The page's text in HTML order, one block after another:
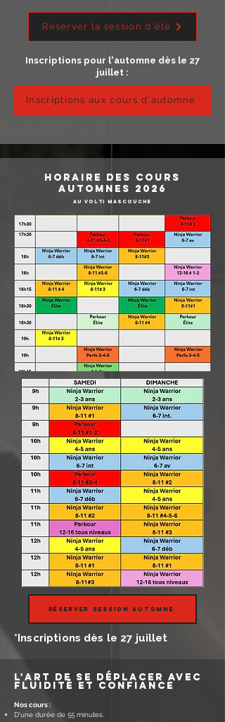
Réserver la session d'été
Inscriptions pour l'automne dès le 27
juillet :
Inscriptions aux cours d'automne
horaire des cours
automnes 2026
au volti mascouche
Réserver session automne
*Inscriptions dès le 27 juillet
l'art de se déplacer avec
fluidité et confiance
Nos cours :
D'une durée de 55 minutes.